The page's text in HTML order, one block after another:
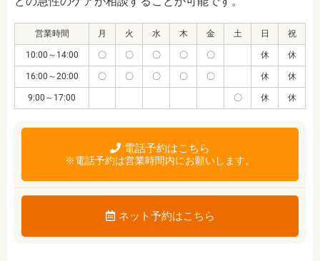
営業時間 月 火 水 木 金 土 日 祝
10:00～14:00 〇 〇 〇 〇 〇 休 休
16:00～20:00 〇 〇 〇 〇 〇 休 休
9:00～17:00 〇 休 休
電話予約はこちら
※電話予約は営業時間内にお願いします。
ネット予約はこちら